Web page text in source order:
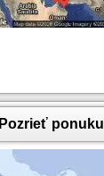
Pozrieť ponuku